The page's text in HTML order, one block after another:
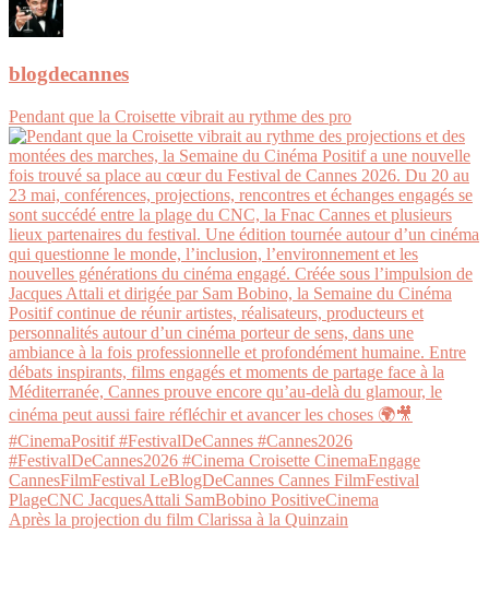
blogdecannes
Pendant que la Croisette vibrait au rythme des pro
Après la projection du film Clarissa à la Quinzain